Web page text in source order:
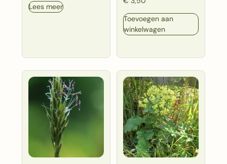
Lees meer
Toevoegen aan
winkelwagen